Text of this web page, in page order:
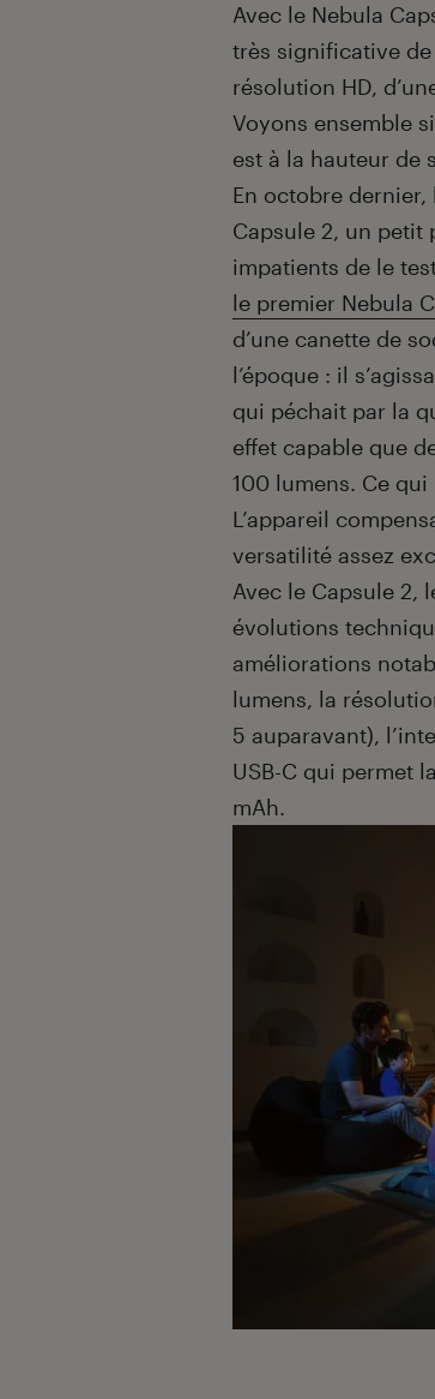
Avec le Nebula
très significative
résolution HD,
Voyons ensemble
est à la hauteur de
En octobre
Capsule 2, un petit
impatients de le
le premier Nebula
d’une canette de
l’époque : il
qui péchait par la
effet capable que
100 lumens. Ce qui
L’appareil
versatilité assez
Avec le Capsule 2,
évolutions
améliorations
lumens, la
5 auparavant),
USB-C qui permet
mAh.